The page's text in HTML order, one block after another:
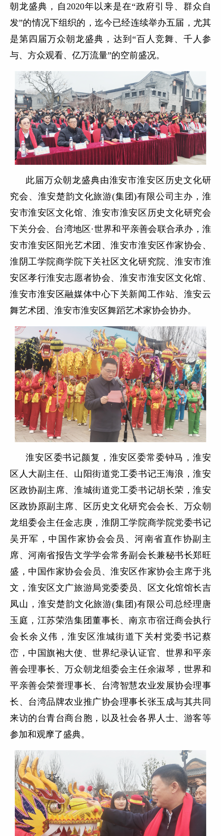
朝龙盛典，自2020年以来是在“政府引导、群众自
发”的情况下组织的，迄今已经连续举办五届，尤其
是第四届万众朝龙盛典，达到“百人竞舞、千人参
与、方众观看、亿万流量”的空前盛况。
此届万众朝龙盛典由淮安市淮安区历史文化研
究会、淮安楚韵文化旅游(集团)有限公司主办，淮
安市淮安区文化馆、淮安市淮安区历史文化研究会
下关分会、台湾地区·世界和平亲善会联合承办，淮
安市淮安区阳光艺术团、淮安市淮安区作家协会、
淮阴工学院商学院下关社区文化研究院、淮安市淮
安区孝行淮安志愿者协会、淮安市淮安区文化馆、
淮安市淮安区融媒体中心下关新闻工作站、淮安云
舞艺术团、淮安市淮安区舞蹈艺术家协会协办。
淮安区委书记颜复，淮安区委常委钟马，淮安
区人大副主任、山阳街道党工委书记王海浪，淮安
区政协副主席、淮城街道党工委书记胡长荣，淮安
区政协原副主席、区历史文化研究会会长、万众朝
龙组委会主任金志庚，淮阴工学院商学院党委书记
吴开军，中国作家协会会员、河南省直作协副主
席、河南省报告文学学会常务副会长兼秘书长郑旺
盛，中国作家协会会员、淮安区作家协会主席于兆
文，淮安区文广旅游局党委委员、区文化馆馆长吉
凤山，淮安楚韵文化旅游(集团)有限公司总经理唐
玉庭，江苏荣浩集团董事长、南京市宿迁商会执行
会长余义伟，淮安区淮城街道下关村党委书记蔡
峦，中国旗袍大使、世界纪录认证官、世界和平亲
善会理事长、万众朝龙组委会主任余淑琴，世界和
平亲善会荣誉理事长、台湾智慧农业发展协会理事
长、台湾品牌农业推广协会理事长张玉成与其共同
来访的台青台商台胞，以及社会各界人士、游客等
参加和观摩了盛典。